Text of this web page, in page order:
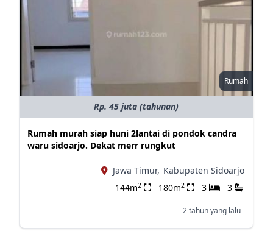
Rumah
Rp. 45 juta (tahunan)
Rumah murah siap huni 2lantai di pondok candra
waru sidoarjo. Dekat merr rungkut
Jawa Timur, Kabupaten Sidoarjo
144m2 180m2 3 3
2 tahun yang lalu